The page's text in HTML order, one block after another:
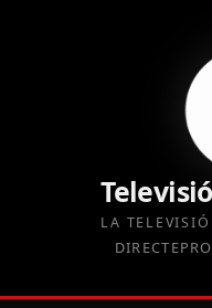
LA
DIRECTE